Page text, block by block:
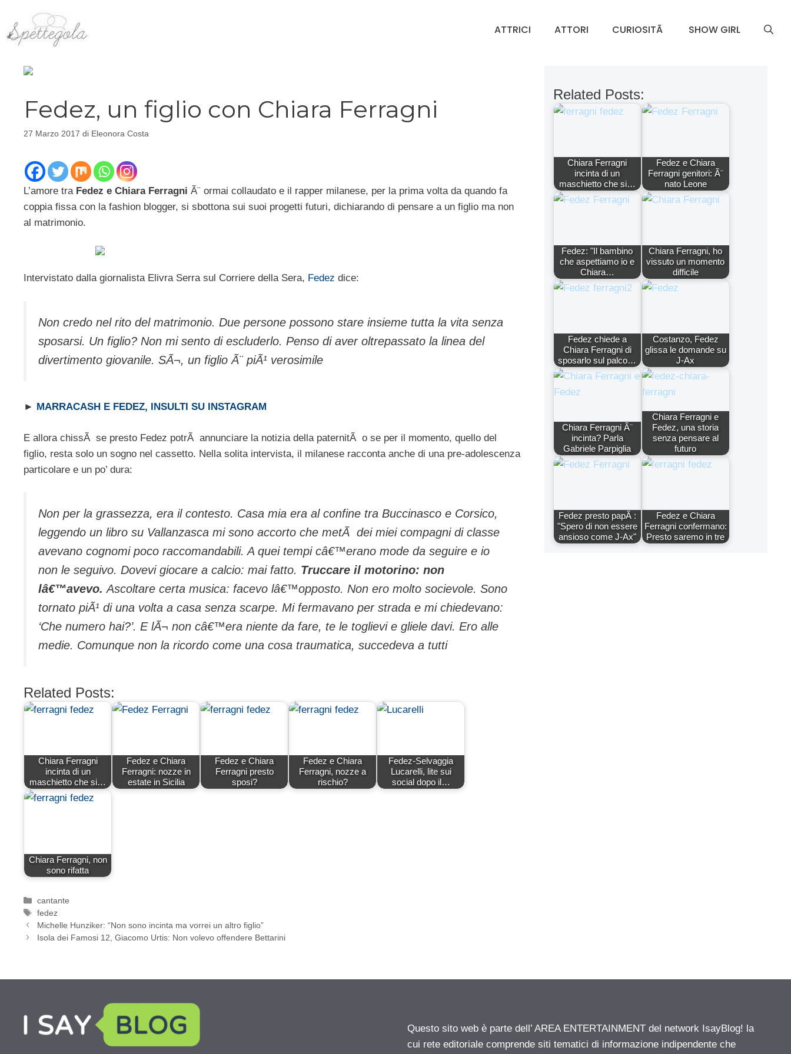
contenuto
ATTRICI ATTORI CURIOSITÃ SHOW GIRL
Fedez, un figlio con Chiara Ferragni
27 Marzo 2017 di Eleonora Costa
L’amore tra Fedez e Chiara Ferragni Ã¨ ormai collaudato e il rapper milanese, per la prima volta da quando fa
coppia fissa con la fashion blogger, si sbottona sui suoi progetti futuri, dichiarando di pensare a un figlio ma non
al matrimonio.
Intervistato dalla giornalista Elivra Serra sul Corriere della Sera, Fedez dice:
Non credo nel rito del matrimonio. Due persone possono stare insieme tutta la vita senza
sposarsi. Un figlio? Non mi sento di escluderlo. Penso di aver oltrepassato la linea del
divertimento giovanile. SÃ¬, un figlio Ã¨ piÃ¹ verosimile
► MARRACASH E FEDEZ, INSULTI SU INSTAGRAM
E allora chissÃ se presto Fedez potrÃ annunciare la notizia della paternitÃ o se per il momento, quello del
figlio, resta solo un sogno nel cassetto. Nella solita intervista, il milanese racconta anche di una pre-adolescenza
particolare e un po’ dura:
Non per la grassezza, era il contesto. Casa mia era al confine tra Buccinasco e Corsico,
leggendo un libro su Vallanzasca mi sono accorto che metÃ dei miei compagni di classe
avevano cognomi poco raccomandabili. A quei tempi câ€™erano mode da seguire e io
non le seguivo. Dovevi giocare a calcio: mai fatto. Truccare il motorino: non
lâ€™avevo.Ascoltare certa musica: facevo lâ€™opposto. Non ero molto socievole. Sono
tornato piÃ¹ di una volta a casa senza scarpe. Mi fermavano per strada e mi chiedevano:
‘Che numero hai?’. E lÃ¬ non câ€™era niente da fare, te le toglievi e gliele davi. Ero alle
medie. Comunque non la ricordo come una cosa traumatica, succedeva a tutti
Related Posts:
Chiara Ferragni
incinta di un
maschietto che si…
Fedez e Chiara
Ferragni: nozze in
estate in Sicilia
Fedez e Chiara
Ferragni presto
sposi?
Fedez e Chiara
Ferragni, nozze a
rischio?
Fedez-Selvaggia
Lucarelli, lite sui
social dopo il…
Chiara Ferragni, non
sono rifatta
Categorie
cantante
Tag
fedez
Michelle Hunziker: “Non sono incinta ma vorrei un altro figlio”
Isola dei Famosi 12, Giacomo Urtis: Non volevo offendere Bettarini
Related Posts:
Chiara Ferragni
incinta di un
maschietto che si…
Fedez e Chiara
Ferragni genitori: Ã¨
nato Leone
Fedez: "Il bambino
che aspettiamo io e
Chiara…
Chiara Ferragni, ho
vissuto un momento
difficile
Fedez chiede a
Chiara Ferragni di
sposarlo sul palco…
Costanzo, Fedez
glissa le domande su
J-Ax
Chiara Ferragni Ã¨
incinta? Parla
Gabriele Parpiglia
Chiara Ferragni e
Fedez, una storia
senza pensare al
futuro
Fedez presto papÃ :
"Spero di non essere
ansioso come J-Ax"
Fedez e Chiara
Ferragni confermano:
Presto saremo in tre
Questo sito web è parte dell’ AREA ENTERTAINMENT del network IsayBlog! la
cui rete editoriale comprende siti tematici di informazione indipendente che